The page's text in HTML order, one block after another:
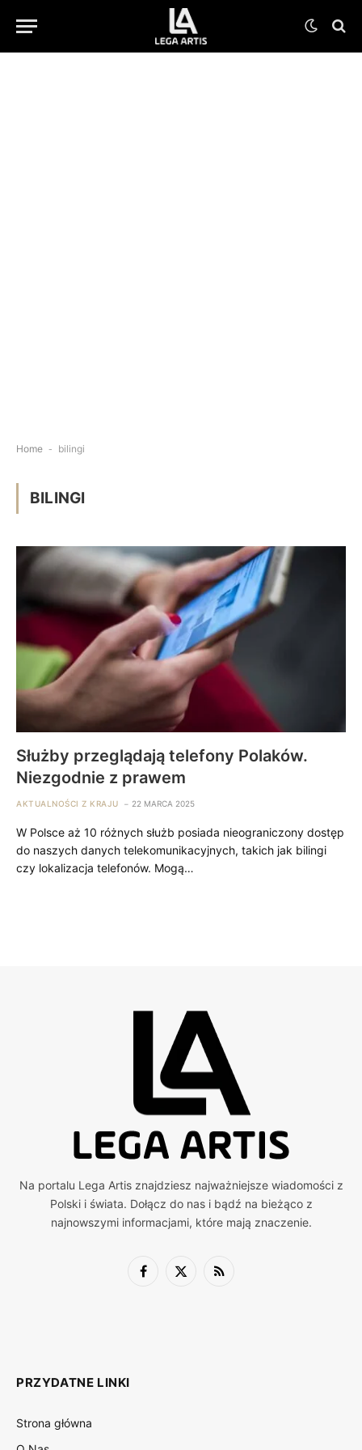
Home - bilingi
BILINGI
Służby przeglądają telefony Polaków.
Niezgodnie z prawem
AKTUALNOŚCI Z KRAJU 22 MARCA 2025
W Polsce aż 10 różnych służb posiada nieograniczony dostęp
do naszych danych telekomunikacyjnych, takich jak bilingi
czy lokalizacja telefonów. Mogą…
Na portalu Lega Artis znajdziesz najważniejsze wiadomości z
Polski i świata. Dołącz do nas i bądź na bieżąco z
najnowszymi informacjami, które mają znaczenie.
Facebook
X
RSS
PRZYDATNE LINKI
Strona główna